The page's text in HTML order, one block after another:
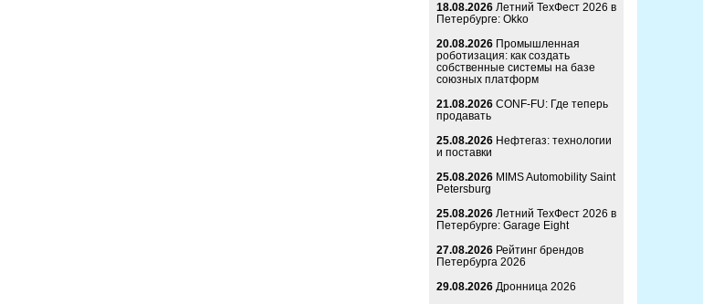
18.08.2026 Летний ТехФест 2026 в
Петербурге: Okko
20.08.2026 Промышленная
роботизация: как создать
собственные системы на базе
союзных платформ
21.08.2026 CONF-FU: Где теперь
продавать
25.08.2026 Нефтегаз: технологии
и поставки
25.08.2026 MIMS Automobility Saint
Petersburg
25.08.2026 Летний ТехФест 2026 в
Петербурге: Garage Eight
27.08.2026 Рейтинг брендов
Петербурга 2026
29.08.2026 Дронница 2026